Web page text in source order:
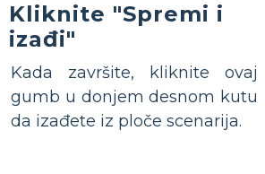
Kliknite "Spremi i
izađi"
Kada završite, kliknite ovaj
gumb u donjem desnom kutu
da izađete iz ploče scenarija.